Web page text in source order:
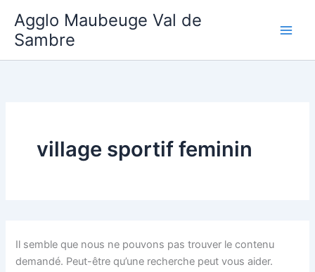
contenu
Agglo Maubeuge Val de
Sambre
village sportif feminin
Il semble que nous ne pouvons pas trouver le contenu
demandé. Peut-être qu’une recherche peut vous aider.